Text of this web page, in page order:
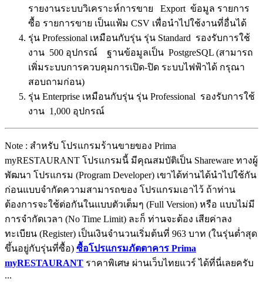
รายงานระบบวิเคราะห์การขาย Export ข้อมูล รายการ
ซื้อ รายการขาย เป็นแฟ้ม CSV เพื่อนำไปใช้งานที่อื่นได้
รุ่น Professional เหมือนกับรุ่น รุ่น Standard รองรับการใช้
งาน 500 อุปกรณ์ ฐานข้อมูลเป็น PostgreSQL (สามารถ
เพิ่มระบบการควบคุมการเปิด-ปิด ระบบไฟฟ้าได้ กรุณา
สอบถามก่อน)
รุ่น Enterprise เหมือนกับรุ่น รุ่น Professional รองรับการใช้
งาน 1,000 อุปกรณ์
Note : สำหรับ โปรแกรมร้านขายของ Prima
myRESTAURANT โปรแกรมนี้ มีคุณสมบัติเป็น Shareware ทางผู้
พัฒนา โปรแกรม (Program Developer) เขาได้ท่านได้นำไปใช้กัน
ก่อนแบบจำกัดความสามารถของ โปรแกรมเอาไว้ ถ้าท่าน
ต้องการจะใช้ต่อกันในแบบตัวเต็มๆ (Full Version) หรือ แบบไม่มี
การจำกัดเวลา (No Time Limit) ละก็ ท่านจะต้อง เสียค่าลง
ทะเบียน (Register) เป็นเงินจำนวนเริ่มต้นที่ 963 บาท (ในรุ่นต่ำสุด
ขึ้นอยู่กับรุ่นที่ซื้อ) ซื้อโปรแกรมภัตตาคาร Prima
myRESTAURANT ราคาพิเศษ ผ่านเว็บไทยแวร์ ได้ที่นี่เลยครับ
...